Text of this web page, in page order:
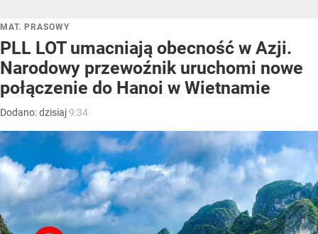
MAT. PRASOWY
PLL LOT umacniają obecność w Azji.
Narodowy przewoźnik uruchomi nowe
połączenie do Hanoi w Wietnamie
Dodano:dzisiaj9:34